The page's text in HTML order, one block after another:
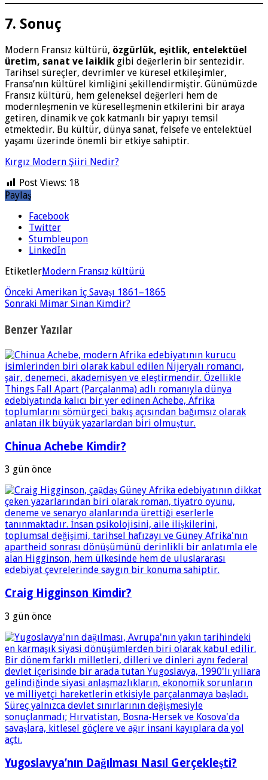
7. Sonuç
Modern Fransız kültürü, özgürlük, eşitlik, entelektüel
üretim, sanat ve laiklik gibi değerlerin bir sentezidir.
Tarihsel süreçler, devrimler ve küresel etkileşimler,
Fransa’nın kültürel kimliğini şekillendirmiştir. Günümüzde
Fransız kültürü, hem geleneksel değerleri hem de
modernleşmenin ve küreselleşmenin etkilerini bir araya
getiren, dinamik ve çok katmanlı bir yapıyı temsil
etmektedir. Bu kültür, dünya sanat, felsefe ve entelektüel
yaşamı üzerinde önemli bir etkiye sahiptir.
Kırgız Modern Şiiri Nedir?
Post Views: 18
Paylaş
Facebook
Twitter
Stumbleupon
LinkedIn
EtiketlerModern Fransız kültürü
Önceki Amerikan İç Savaşı 1861–1865
Sonraki Mimar Sinan Kimdir?
Benzer Yazılar
Chinua Achebe Kimdir?
3 gün önce
Craig Higginson Kimdir?
3 gün önce
Yugoslavya’nın Dağılması Nasıl Gerçekleşti?